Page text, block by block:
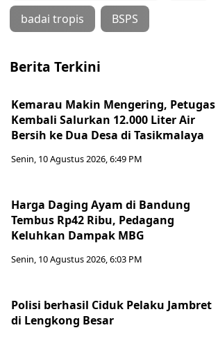
badai tropis BSPS
Berita Terkini
Kemarau Makin Mengering, Petugas
Kembali Salurkan 12.000 Liter Air
Bersih ke Dua Desa di Tasikmalaya
Senin, 10 Agustus 2026, 6:49 PM
Harga Daging Ayam di Bandung
Tembus Rp42 Ribu, Pedagang
Keluhkan Dampak MBG
Senin, 10 Agustus 2026, 6:03 PM
Polisi berhasil Ciduk Pelaku Jambret
di Lengkong Besar